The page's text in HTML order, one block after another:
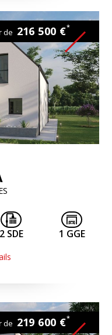
de 216 500 €*
2 SDE 1 GGE
de 219 600 €*